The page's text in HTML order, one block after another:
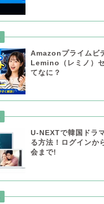
Amazonプライムビ
Lemino（レミノ）
てなに？
U-NEXTで韓国ドラ
る方法！ログインか
会まで!